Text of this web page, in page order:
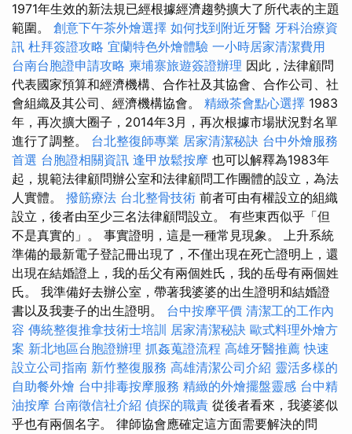
1971年生效的新法規已經根據經濟趨勢擴大了所代表的主題
範圍。 創意下午茶外燴選擇 如何找到附近牙醫 牙科治療資
訊 杜拜簽證攻略 宜蘭特色外燴體驗 一小時居家清潔費用
台南台胞證申請攻略 柬埔寨旅遊簽證辦理 因此，法律顧問
代表國家預算和經濟機構、合作社及其協會、合作公​​司、社
會組織及其公司、經濟機構協會。 精緻茶會點心選擇 1983
年，再次擴大圈子，2014年3月，再次根據市場狀況對名單
進行了調整。 台北整復師專業 居家清潔秘訣 台中外燴服務
首選 台胞證相關資訊 逢甲放鬆按摩 也可以解釋為1983年
起，規範法律顧問辦公室和法律顧問工作團體的設立，為法
人實體。 撥筋療法 台北整骨技術 前者可由有權設立的組織
設立，後者由至少三名法律顧問設立。 有些東西似乎「但
不是真實的」。 事實證明，這是一種常見現象。 上升系統
準備的最新電子登記冊出現了，不僅出現在死亡證明上，還
出現在結婚證上，我的岳父有兩個姓氏，我的岳母有兩個姓
氏。 我準備好去辦公室，帶著我婆婆的出生證明和結婚證
書以及我妻子的出生證明。 台中按摩平價 清潔工的工作內
容 傳統整復推拿技術士培訓 居家清潔秘訣 歐式料理外燴方
案 新北地區台胞證辦理 抓姦蒐證流程 高雄牙醫推薦 快速
設立公司指南 新竹整復服務 高雄清潔公司介紹 靈活多樣的
自助餐外燴 台中排毒按摩服務 精緻的外燴擺盤靈感 台中精
油按摩 台南徵信社介紹 偵探的職責 從後者看來，我婆婆似
乎也有兩個名字。 律師協會應確定這方面需要解決的問